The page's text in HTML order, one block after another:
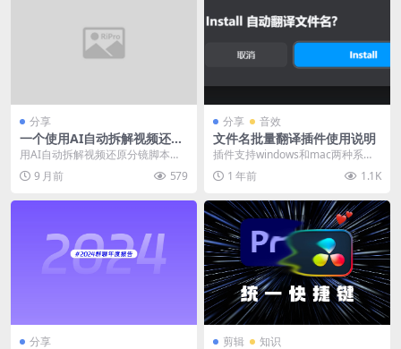
分享
一个使用AI自动拆解视频还原
分镜脚本
用AI自动拆解视频还原分镜脚本。
用到的技术：#python #ffmpeg
#... 9 月前 579
分享 音效
文件名批量翻译插件使用说明
插件支持windows和mac两种系
统。 暂时使用deepseek v3 api...
1 年前 1.1K
分享 剪辑 知识